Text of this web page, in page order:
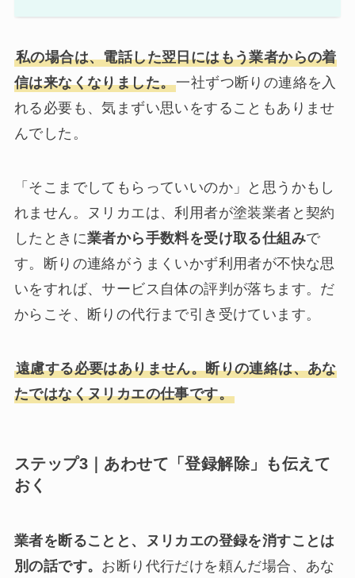
私の場合は、電話した翌日にはもう業者からの着
信は来なくなりました。一社ずつ断りの連絡を入
れる必要も、気まずい思いをすることもありませ
んでした。
「そこまでしてもらっていいのか」と思うかもし
れません。ヌリカエは、利用者が塗装業者と契約
したときに業者から手数料を受け取る仕組みで
す。断りの連絡がうまくいかず利用者が不快な思
いをすれば、サービス自体の評判が落ちます。だ
からこそ、断りの代行まで引き受けています。
遠慮する必要はありません。断りの連絡は、あな
たではなくヌリカエの仕事です。
ステップ3｜あわせて「登録解除」も伝えて
おく
業者を断ることと、ヌリカエの登録を消すことは
別の話です。 お断り代行だけを頼んだ場合、あな